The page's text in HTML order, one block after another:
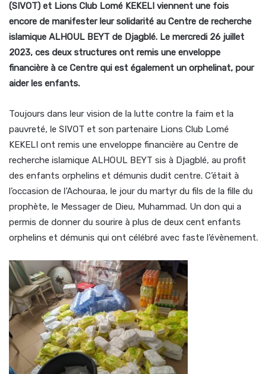
(SIVOT) et Lions Club Lomé KEKELI viennent une fois
encore de manifester leur solidarité au Centre de recherche
islamique ALHOUL BEYT de Djagblé. Le mercredi 26 juillet
2023, ces deux structures ont remis une enveloppe
financière à ce Centre qui est également un orphelinat, pour
aider les enfants.
Toujours dans leur vision de la lutte contre la faim et la
pauvreté, le SIVOT et son partenaire Lions Club Lomé
KEKELI ont remis une enveloppe financière au Centre de
recherche islamique ALHOUL BEYT sis à Djagblé, au profit
des enfants orphelins et démunis dudit centre. C’était à
l’occasion de l’Achouraa, le jour du martyr du fils de la fille du
prophète, le Messager de Dieu, Muhammad. Un don qui a
permis de donner du sourire à plus de deux cent enfants
orphelins et démunis qui ont célébré avec faste l’évènement.